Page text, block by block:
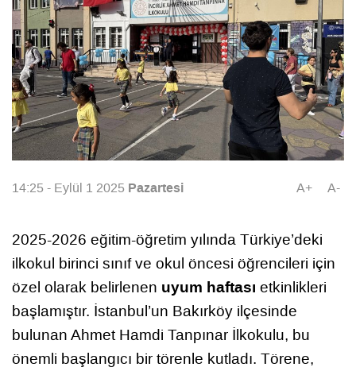
14:25 - Eylül 1 2025 Pazartesi A+ A-
2025-2026 eğitim-öğretim yılında Türkiye’deki
ilkokul birinci sınıf ve okul öncesi öğrencileri için
özel olarak belirlenen uyum haftası etkinlikleri
başlamıştır. İstanbul’un Bakırköy ilçesinde
bulunan Ahmet Hamdi Tanpınar İlkokulu, bu
önemli başlangıcı bir törenle kutladı. Törene,